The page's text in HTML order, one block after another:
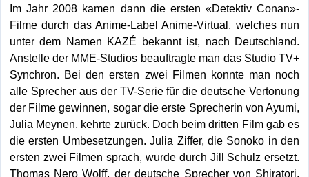
Im Jahr 2008 kamen dann die ersten «Detektiv Conan»-
Filme durch das Anime-Label Anime-Virtual, welches nun
unter dem Namen KAZÉ bekannt ist, nach Deutschland.
Anstelle der MME-Studios beauftragte man das Studio TV+
Synchron. Bei den ersten zwei Filmen konnte man noch
alle Sprecher aus der TV-Serie für die deutsche Vertonung
der Filme gewinnen, sogar die erste Sprecherin von Ayumi,
Julia Meynen, kehrte zurück. Doch beim dritten Film gab es
die ersten Umbesetzungen. Julia Ziffer, die Sonoko in den
ersten zwei Filmen sprach, wurde durch Jill Schulz ersetzt.
Thomas Nero Wolff, der deutsche Sprecher von Shiratori,